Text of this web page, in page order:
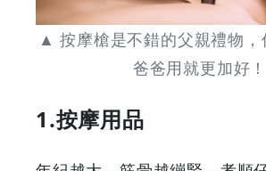
▲ 按摩槍是不錯的父親禮物，
爸爸用就更加好！
1.按摩用品